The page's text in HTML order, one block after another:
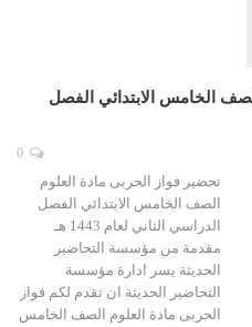
الخامس الابتدائي الفصل
تحضير فواز الحربى مادة العلوم
الصف الخامس الابتدائي الفصل
الدراسي الثاني لعام 1443 هـ
مقدمة من مؤسسة التحاضير
الحديثة يسر ادارة مؤسسة
التحاضير الحديثة ان تقدم لكم فواز
الحربى مادة العلوم الصف الخامس